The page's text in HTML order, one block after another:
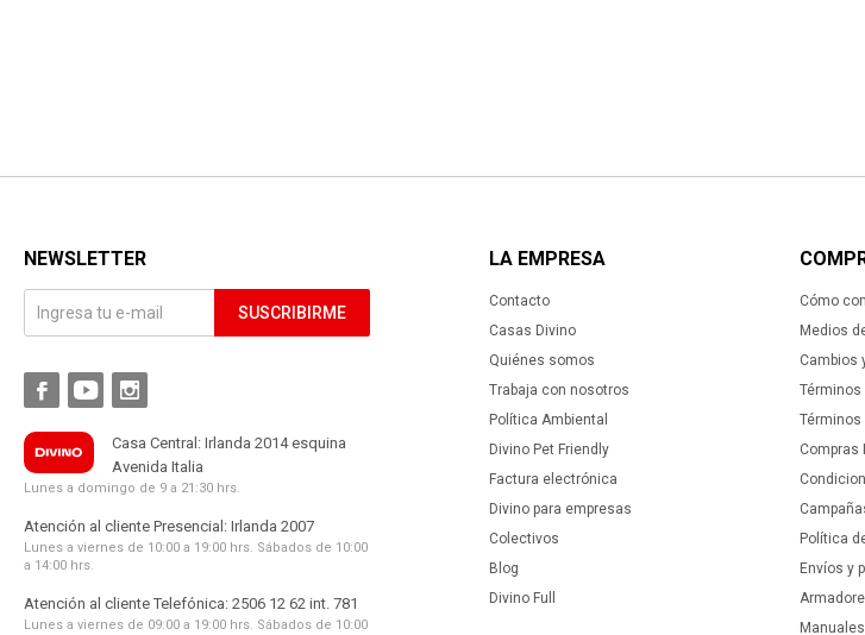
LA EMPRESA
Contacto
Casas Divino
Quiénes somos
Trabaja con nosotros
Política Ambiental
Divino Pet Friendly
Factura electrónica
Divino para empresas
Colectivos
Blog
Divino Full
Cómo
Medios
Cambios
Términos
Compras
Política
Envíos y
NEWSLETTER
SUSCRIBIRME
  
Casa Central: Irlanda 2014 esquina
Avenida Italia
Lunes a domingo de 9 a 21:30 hrs.
Atención al cliente Presencial: Irlanda 2007
Lunes a viernes de 10:00 a 19:00 hrs. Sábados de 10:00
a 14:00 hrs.
Atención al cliente Telefónica: 2506 12 62 int. 781
Lunes a viernes de 09:00 a 19:00 hrs. Sábados de 10:00